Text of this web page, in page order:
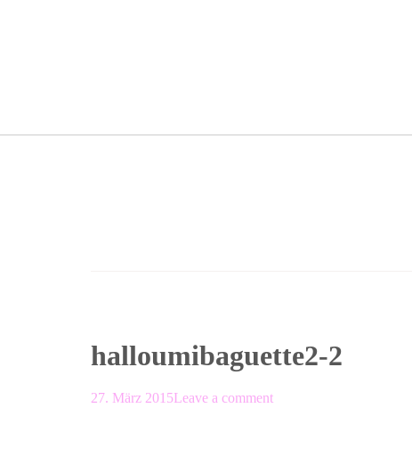
halloumibaguette2-2
27. März 2015Leave a comment